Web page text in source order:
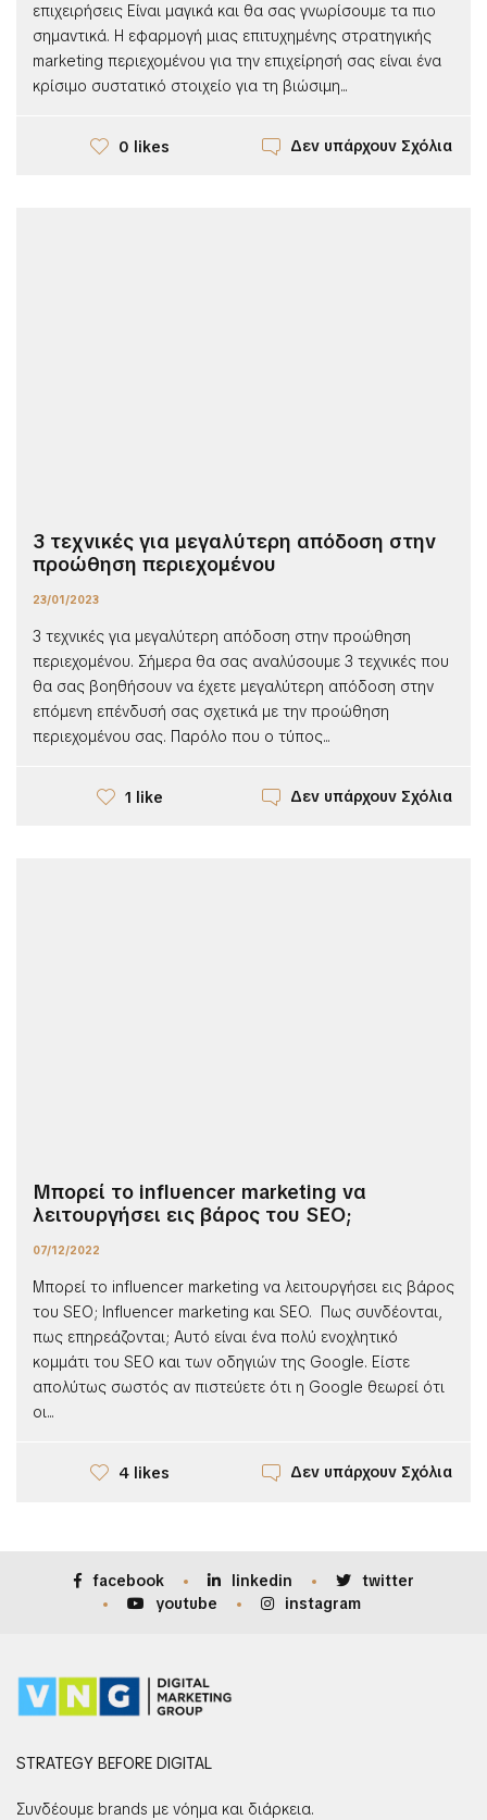
επιχειρήσεις Είναι μαγικά και θα σας γνωρίσουμε τα πιο
σημαντικά. Η εφαρμογή μιας επιτυχημένης στρατηγικής
marketing περιεχομένου για την επιχείρησή σας είναι ένα
κρίσιμο συστατικό στοιχείο για τη βιώσιμη...
0 likes Δεν υπάρχουν Σχόλια
3 τεχνικές για μεγαλύτερη απόδοση στην
προώθηση περιεχομένου
23/01/2023
3 τεχνικές για μεγαλύτερη απόδοση στην προώθηση
περιεχομένου. Σήμερα θα σας αναλύσουμε 3 τεχνικές που
θα σας βοηθήσουν να έχετε μεγαλύτερη απόδοση στην
επόμενη επένδυσή σας σχετικά με την προώθηση
περιεχομένου σας. Παρόλο που ο τύπος...
1 like Δεν υπάρχουν Σχόλια
Μπορεί το influencer marketing να
λειτουργήσει εις βάρος του SEO;
07/12/2022
Μπορεί το influencer marketing να λειτουργήσει εις βάρος
του SEO; Influencer marketing και SEO. Πως συνδέονται,
πως επηρεάζονται; Αυτό είναι ένα πολύ ενοχλητικό
κομμάτι του SEO και των οδηγιών της Google. Είστε
απολύτως σωστός αν πιστεύετε ότι η Google θεωρεί ότι
οι...
4 likes Δεν υπάρχουν Σχόλια
facebook linkedin
twitter
youtube
instagram
STRATEGY BEFORE DIGITAL
Συνδέουμε brands με νόημα και διάρκεια.